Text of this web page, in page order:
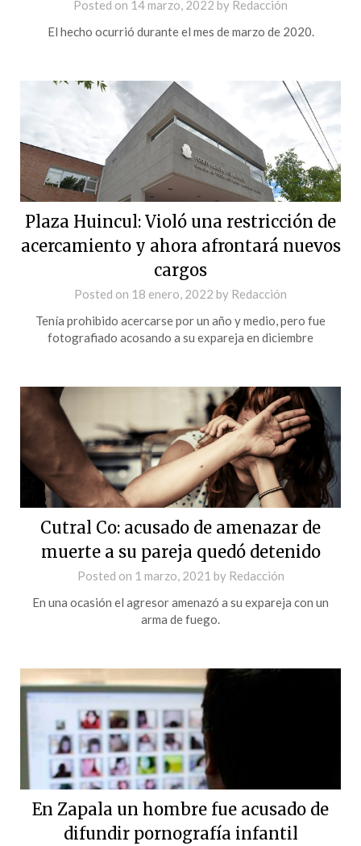
Posted on 14 marzo, 2022 by Redacción
El hecho ocurrió durante el mes de marzo de 2020.
Plaza Huincul: Violó una restricción de
acercamiento y ahora afrontará nuevos
cargos
Posted on 18 enero, 2022 by Redacción
Tenía prohibido acercarse por un año y medio, pero fue
fotografiado acosando a su expareja en diciembre
Cutral Co: acusado de amenazar de
muerte a su pareja quedó detenido
Posted on 1 marzo, 2021 by Redacción
En una ocasión el agresor amenazó a su expareja con un
arma de fuego.
En Zapala un hombre fue acusado de
difundir pornografía infantil